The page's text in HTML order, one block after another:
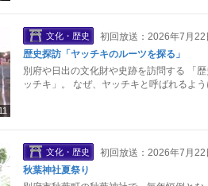
文化・歴史
初回放送：2026年7月22
歴史探訪「ヤッチキのルーツを探る」
別府や日出の文化財や史跡を訪問する 「
ッチキ」。 なぜ、ヤッチキと呼ばれるよ
文化・歴史
初回放送：2026年7月22
秋葉神社夏祭り